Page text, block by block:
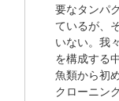
要なタンパ
ているが、
いない。我
を構成する
魚類から初
クローニン